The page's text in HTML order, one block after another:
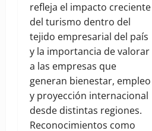
refleja el impacto creciente
del turismo dentro del
tejido empresarial del país
y la importancia de valorar
a las empresas que
generan bienestar, empleo
y proyección internacional
desde distintas regiones.
Reconocimientos como